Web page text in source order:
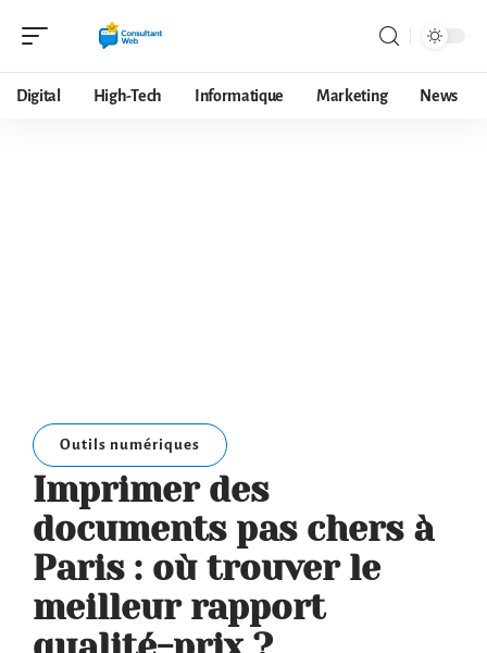
Digital High-Tech Informatique Marketing News
Outils numériques
Imprimer des
documents pas chers à
Paris : où trouver le
meilleur rapport